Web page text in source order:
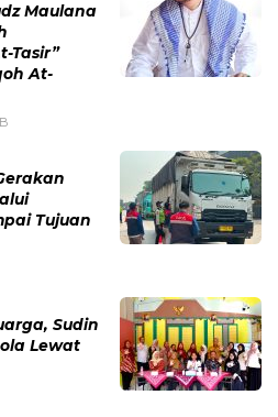
Maulana
Tasir”
At-
Tujuan
Sudin
Lewat